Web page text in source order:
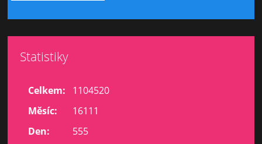
Statistiky
Celkem:
1104520
Měsíc:
16111
Den:
555